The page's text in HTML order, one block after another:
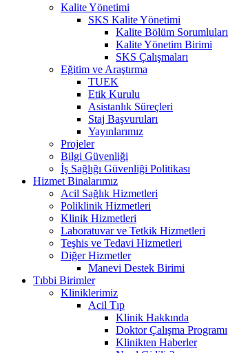
Kalite Yönetimi
SKS Kalite Yönetimi
Kalite Bölüm Sorumluları
Kalite Yönetim Birimi
SKS Çalışmaları
Eğitim ve Araştırma
TUEK
Etik Kurulu
Asistanlık Süreçleri
Staj Başvuruları
Yayınlarımız
Projeler
Bilgi Güvenliği
İş Sağlığı Güvenliği Politikası
Hizmet Binalarımız
Acil Sağlık Hizmetleri
Poliklinik Hizmetleri
Klinik Hizmetleri
Laboratuvar ve Tetkik Hizmetleri
Teşhis ve Tedavi Hizmetleri
Diğer Hizmetler
Manevi Destek Birimi
Tıbbi Birimler
Kliniklerimiz
Acil Tıp
Klinik Hakkında
Doktor Çalışma Programı
Klinikten Haberler